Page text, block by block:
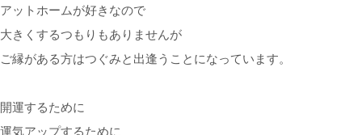
アットホームが好きなので
大きくするつもりもありませんが
ご縁がある方はつぐみと出逢うことになっています。
開運するために
運気アップするために